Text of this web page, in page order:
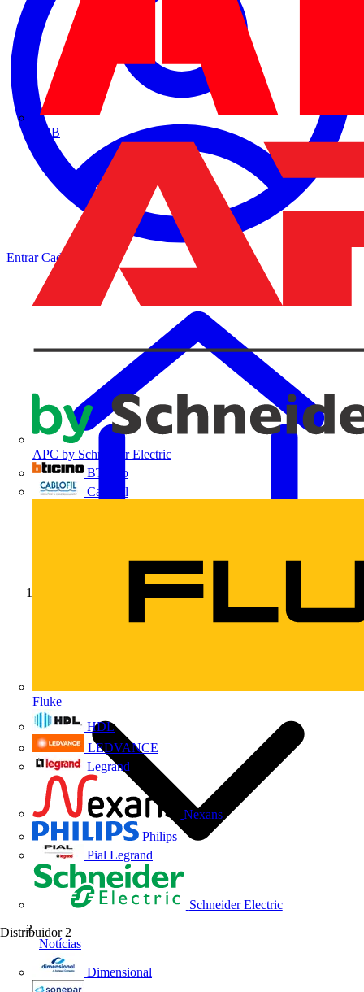
ABB
APC by Schneider Electric
BTicino
Cablofil
Fluke
HDL
LEDVANCE
Legrand
Nexans
Philips
Pial Legrand
Schneider Electric
Distribuidor 2
Dimensional
EntrarCadastrar
Notícias